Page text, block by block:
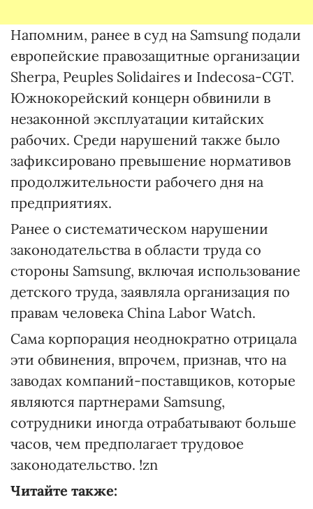
Напомним, ранее в суд на Samsung подали
европейские правозащитные организации
Sherpa, Peuples Solidaires и Indecosa-CGT.
Южнокорейский концерн обвинили в
незаконной эксплуатации китайских
рабочих. Cреди нарушений также было
зафиксировано превышение нормативов
продолжительности рабочего дня на
предприятиях.
Ранее о систематическом нарушении
законодательства в области труда со
стороны Samsung, включая использование
детского труда, заявляла организация по
правам человека China Labor Watch.
Сама корпорация неоднократно отрицала
эти обвинения, впрочем, признав, что на
заводах компаний-поставщиков, которые
являются партнерами Samsung,
сотрудники иногда отрабатывают больше
часов, чем предполагает трудовое
законодательство. !zn
Читайте также: